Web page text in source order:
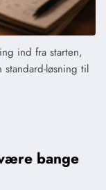
ind fra starten,
løsning til
bange